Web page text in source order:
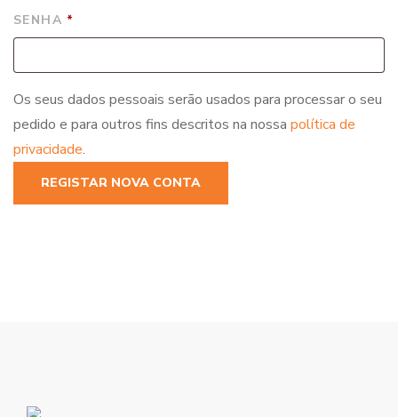
SENHA *
Os seus dados pessoais serão usados ​​para processar o seu
pedido e para outros fins descritos na nossa política de
privacidade.
REGISTAR NOVA CONTA